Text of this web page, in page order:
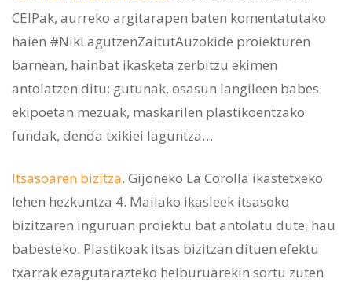
CEIPak, aurreko argitarapen baten komentatutako
haien #NikLagutzenZaitutAuzokide proiekturen
barnean, hainbat ikasketa zerbitzu ekimen
antolatzen ditu: gutunak, osasun langileen babes
ekipoetan mezuak, maskarilen plastikoentzako
fundak, denda txikiei laguntza…
Itsasoaren bizitza. Gijoneko La Corolla ikastetxeko
lehen hezkuntza 4. Mailako ikasleek itsasoko
bizitzaren inguruan proiektu bat antolatu dute, hau
babesteko. Plastikoak itsas bizitzan dituen efektu
txarrak ezagutarazteko helburuarekin sortu zuten